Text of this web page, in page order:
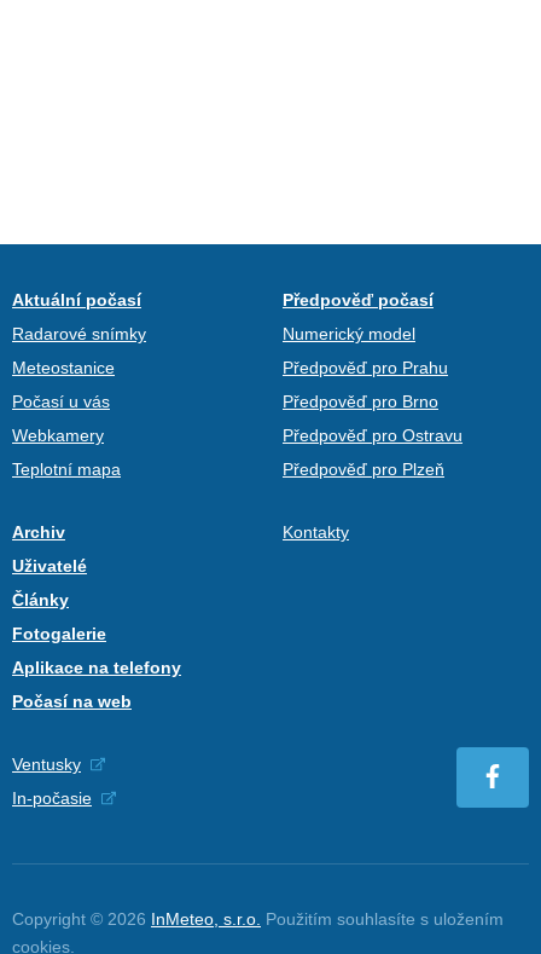
Aktuální počasí
Radarové snímky
Meteostanice
Počasí u vás
Webkamery
Teplotní mapa
Předpověď počasí
Numerický model
Předpověď pro Prahu
Předpověď pro Brno
Předpověď pro Ostravu
Předpověď pro Plzeň
Archiv
Uživatelé
Články
Fotogalerie
Aplikace na telefony
Počasí na web
Kontakty
Ventusky
In-počasie
Copyright © 2026 InMeteo, s.r.o. Použitím souhlasíte s uložením
cookies